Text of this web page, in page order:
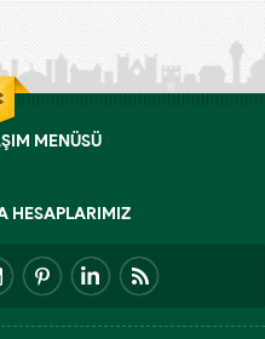
MENÜSÜ
HESAPLARIMIZ